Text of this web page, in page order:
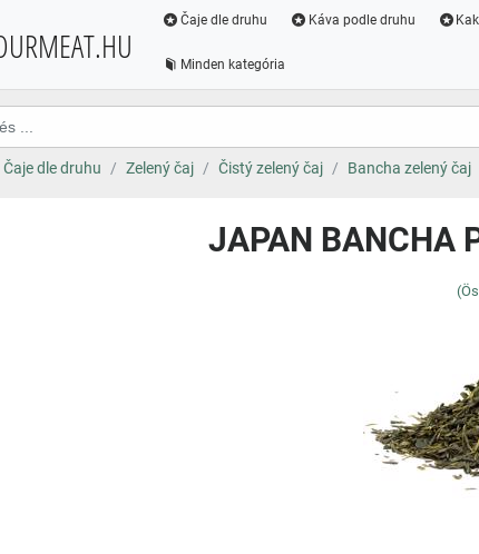
Čaje dle druhu Káva podle druhu
Minden kategória
Čaje dle druhu Zelený čaj Čistý zelený čaj Bancha zelený čaj
JAPAN BANCHA